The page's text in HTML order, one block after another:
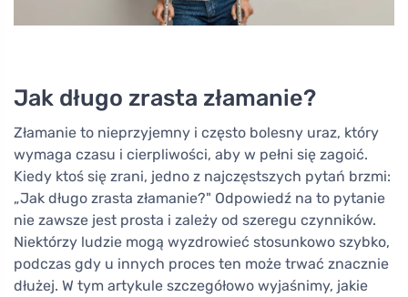
Jak długo zrasta złamanie?
Złamanie to nieprzyjemny i często bolesny uraz, który
wymaga czasu i cierpliwości, aby w pełni się zagoić.
Kiedy ktoś się zrani, jedno z najczęstszych pytań brzmi:
„Jak długo zrasta złamanie?" Odpowiedź na to pytanie
nie zawsze jest prosta i zależy od szeregu czynników.
Niektórzy ludzie mogą wyzdrowieć stosunkowo szybko,
podczas gdy u innych proces ten może trwać znacznie
dłużej. W tym artykule szczegółowo wyjaśnimy, jakie